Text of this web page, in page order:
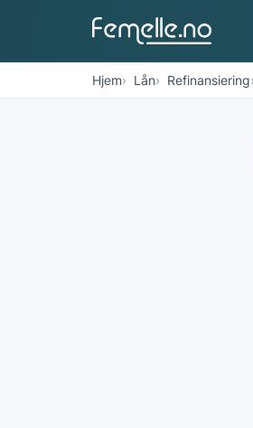
Hjem Lån Refinansiering